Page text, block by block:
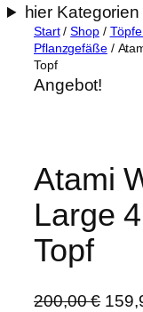
hier
Start/Shop/
Pflanzgefäße/
Topf
Angebot!
Atami
Large
Topf
200,00€ U